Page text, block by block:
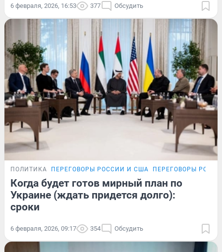
6 февраля, 2026, 16:53 377 Обсудить
ПОЛИТИКА ПЕРЕГОВОРЫ РОССИИ И США ПЕРЕГОВОРЫ
Когда будет готов мирный план по
Украине (ждать придется долго):
сроки
6 февраля, 2026, 09:17 354 Обсудить